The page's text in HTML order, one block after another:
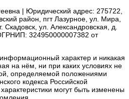
| Юридический адрес: 275722,
район, пгт Лазурное, ул. Мира,
Скадовск, ул. Александровская, д.
324950000007382 от
характер и никакая
на нём, ни при каких условиях не
определяемой положениями
кодекса Российской
могут быть изменены